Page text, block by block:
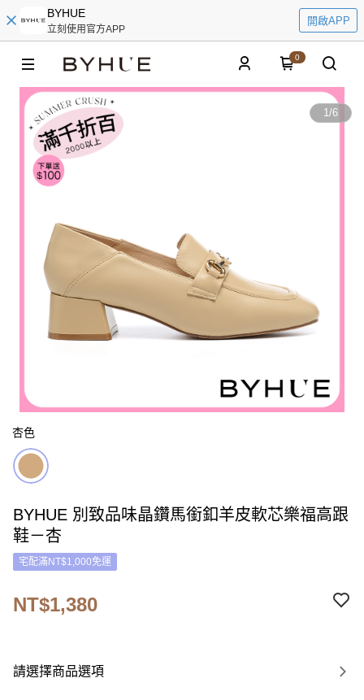
BYHUE
立刻使用官方APP
開啟APP
0
1/6
杏色
BYHUE 別致品味晶鑽馬銜釦羊皮軟芯樂福高跟
鞋－杏
宅配滿NT$1,000免運
NT$1,380
請選擇商品選項